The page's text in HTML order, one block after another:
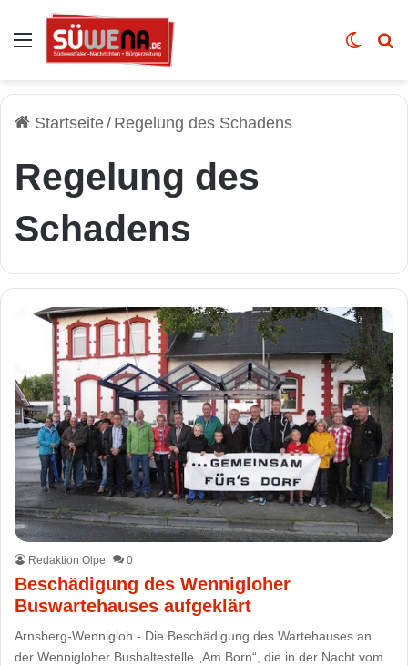
Auswahl Skin
Startseite/ Regelung des Schadens
Regelung des
Schadens
Redaktion Olpe 0
Beschädigung des Wennigloher
Buswartehauses aufgeklärt
Arnsberg-Wennigloh - Die Beschädigung des Wartehauses an
der Wennigloher Bushaltestelle „Am Born“, die in der Nacht vom